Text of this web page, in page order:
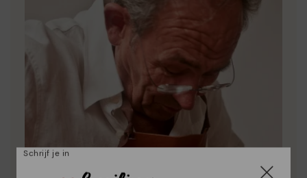
Schrijf je in